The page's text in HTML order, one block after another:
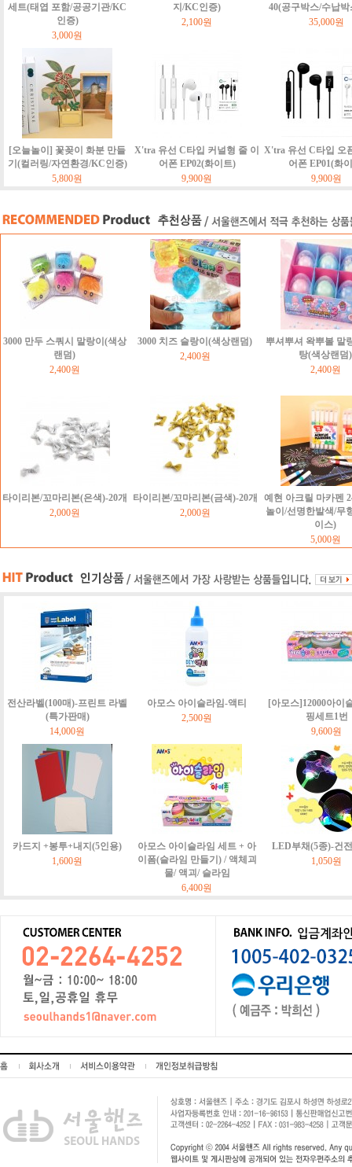
세트(태엽 포함/공공기관/KC
인증)
3,000원
지/KC인증)
2,100원
40(공구박스/수납
35,000원
[오늘놀이] 꽃꽂이 화분 만들
기(컬러링/자연환경/KC인증)
5,800원
X'tra 유선 C타입 커널형 줄 이
어폰 EP02(화이트)
9,900원
X'tra 유선 C타입 오
어폰 EP01(화
9,900원
3000 만두 스쿼시 말랑이(색상
랜덤)
2,400원
3000 치즈 슬랑이(색상랜덤)
2,400원
뿌셔뿌셔 왁뿌볼 말
탕(색상랜덤)
2,400원
타이리본/꼬마리본(은색)-20개
2,000원
타이리본/꼬마리본(금색)-20개
2,000원
예현 아크릴 마카펜
놀이/선명한발색/무
이스)
5,000원
전산라벨(100매)-프린트 라벨
(특가판매)
14,000원
아모스 아이슬라임-액티
2,500원
[아모스]12000아이
핑세트1번
9,600원
카드지 +봉투+내지(5인용)
1,600원
아모스 아이슬라임 세트 + 아
이폼(슬라임 만들기) / 액체괴
물/ 액괴/ 슬라임
6,400원
LED부채(5종)-건
1,050원